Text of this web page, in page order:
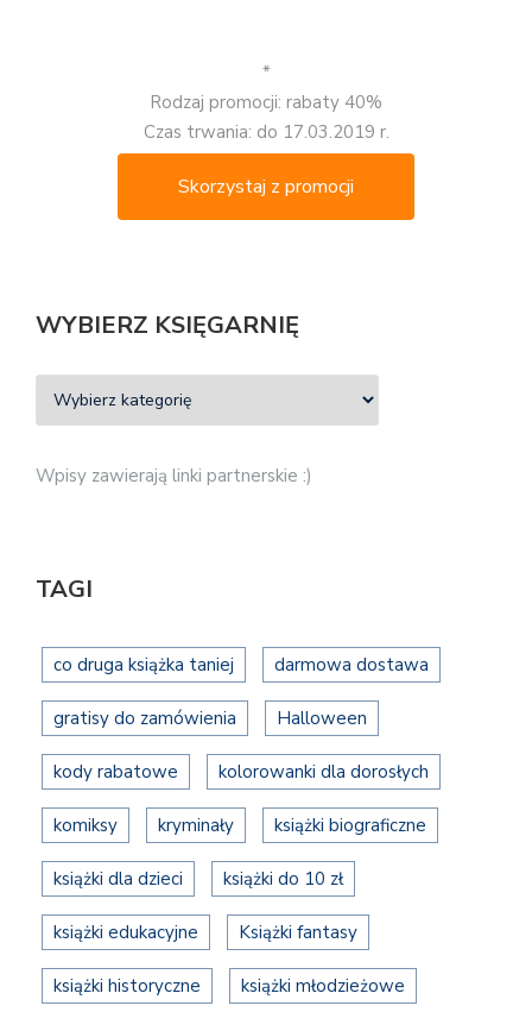
*
Rodzaj promocji: rabaty 40%
Czas trwania: do 17.03.2019 r.
Skorzystaj z promocji
WYBIERZ KSIĘGARNIĘ
Wpisy zawierają linki partnerskie :)
TAGI
co druga książka taniej darmowa dostawa
gratisy do zamówienia Halloween
kody rabatowe kolorowanki dla dorosłych
komiksy kryminały książki biograficzne
książki dla dzieci książki do 10 zł
książki edukacyjne Książki fantasy
książki historyczne książki młodzieżowe